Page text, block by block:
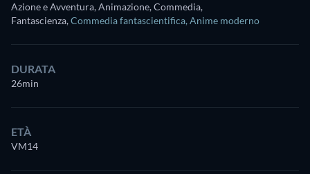
Azione e Avventura, Animazione, Commedia,
Fantascienza,Commedia fantascientifica, Anime moderno
DURATA
26min
ETÀ
VM14